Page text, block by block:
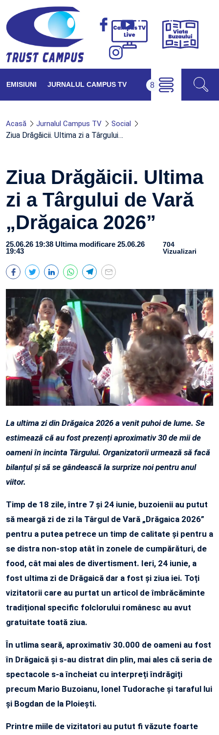
Campus
Viața
EMISIUNI JURNALUL CAMPUS TV
Acasă Jurnalul Campus TV Social
Ziua Drăgăicii. Ultima zi a Târgului…
Ziua Drăgăicii. Ultima
zi a Târgului de Vară
„Drăgaica 2026”
25.06.26 19:38 Ultima modificare 25.06.26
19:43
704
Vizualizari
La ultima zi din Drăgaica 2026 a venit puhoi de lume. Se
estimează că au fost prezenți aproximativ 30 de mii de
oameni în incinta Târgului. Organizatorii urmează să facă
bilanțul și să se gândească la surprize noi pentru anul
viitor.
Timp de 18 zile, între 7 și 24 iunie, buzoienii au putut
să meargă zi de zi la Târgul de Vară „Drăgaica 2026”
pentru a putea petrece un timp de calitate și pentru a
se distra non-stop atât în zonele de cumpărături, de
food, cât mai ales de divertisment. Ieri, 24 iunie, a
fost ultima zi de Drăgaică dar a fost și ziua iei. Toți
vizitatorii care au purtat un articol de îmbrăcăminte
tradițional specific folclorului românesc au avut
gratuitate toată ziua.
În utlima seară, aproximativ 30.000 de oameni au fost
în Drăgaică și s-au distrat din plin, mai ales că seria de
spectacole s-a încheiat cu interpreți îndrăgiți
precum Mario Buzoianu, Ionel Tudorache și taraful lui
și Bogdan de la Ploiești.
Printre miile de vizitatori au putut fi văzute foarte